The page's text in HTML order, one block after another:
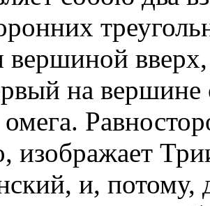
вершиной
на вершине
изображает
и, потому,